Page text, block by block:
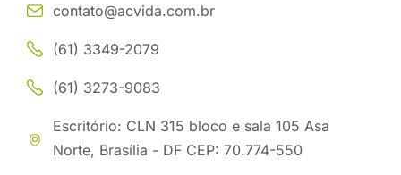
contato@acvida.com.br
(61) 3349-2079
(61) 3273-9083
Escritório: CLN 315 bloco e sala 105 Asa
Norte, Brasília - DF CEP: 70.774-550